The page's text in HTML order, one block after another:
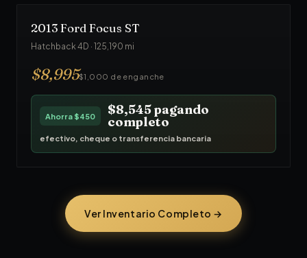
2013Ford Focus ST
Hatchback 4D · 125,190 mi
$8,995$1,000 de enganche
Ahorra $450 $8,545pagando
completo
efectivo, cheque o transferencia bancaria
Ver Inventario Completo →